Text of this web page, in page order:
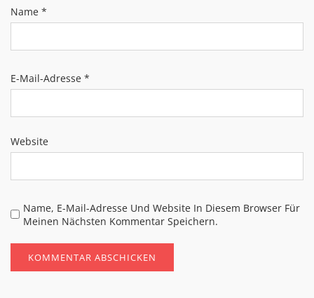
Name *
E-Mail-Adresse *
Website
Name, E-Mail-Adresse Und Website In Diesem Browser Für
Meinen Nächsten Kommentar Speichern.